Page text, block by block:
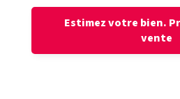
Estimez votre bien.
vente